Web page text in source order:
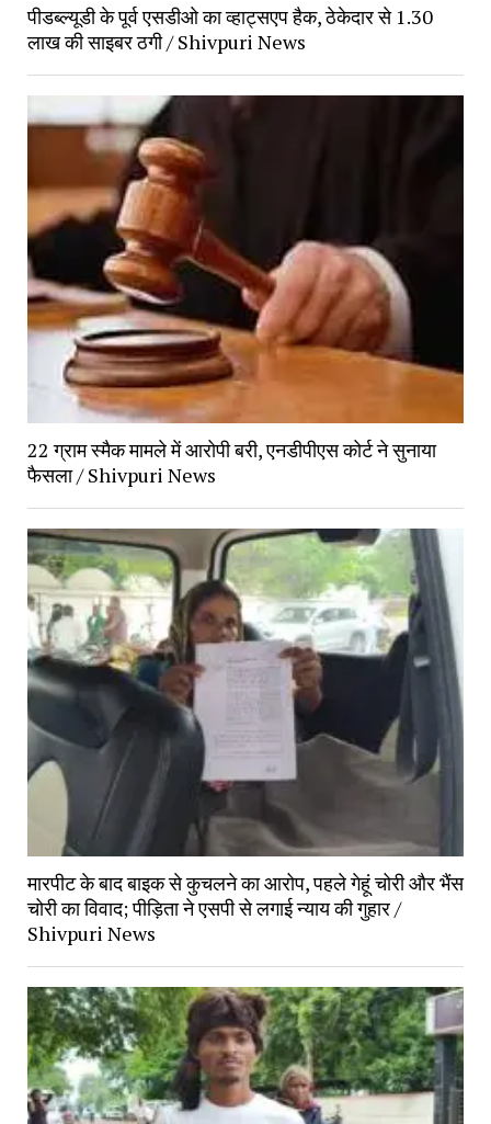
पीडब्ल्यूडी के पूर्व एसडीओ का व्हाट्सएप हैक, ठेकेदार से 1.30
लाख की साइबर ठगी / Shivpuri News
22 ग्राम स्मैक मामले में आरोपी बरी, एनडीपीएस कोर्ट ने सुनाया
फैसला / Shivpuri News
मारपीट के बाद बाइक से कुचलने का आरोप, पहले गेहूं चोरी और भैंस
चोरी का विवाद; पीड़िता ने एसपी से लगाई न्याय की गुहार /
Shivpuri News